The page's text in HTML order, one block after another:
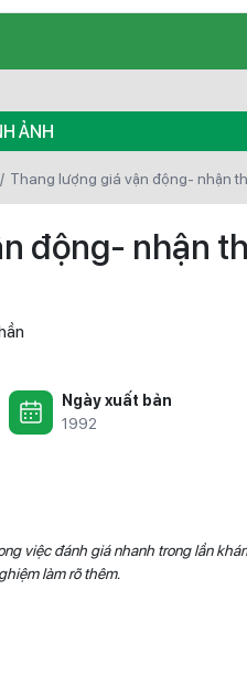
ẢNH
/ thang lượng giá vận động- nhận
động- nhận
Ngày xuất bản
1992
việc đánh giá nhanh trong lần
làm rõ thêm.